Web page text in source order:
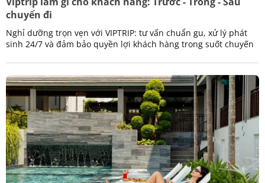
chuyến đi
Nghỉ dưỡng trọn vẹn với VIPTRIP: tư vấn chuẩn gu, xử lý phát
sinh 24/7 và đảm bảo quyền lợi khách hàng trong suốt chuyến